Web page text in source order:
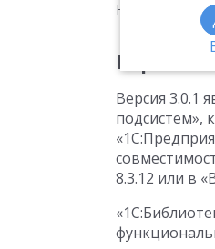
Новости на
Версия
Версия 3.0.1
подсистем»,
8.3.12 или в